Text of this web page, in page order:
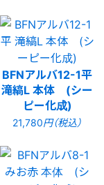
BFNアルバ12-1平
滝縞L 本体 (シー
ピー化成)
21,780円（税込）